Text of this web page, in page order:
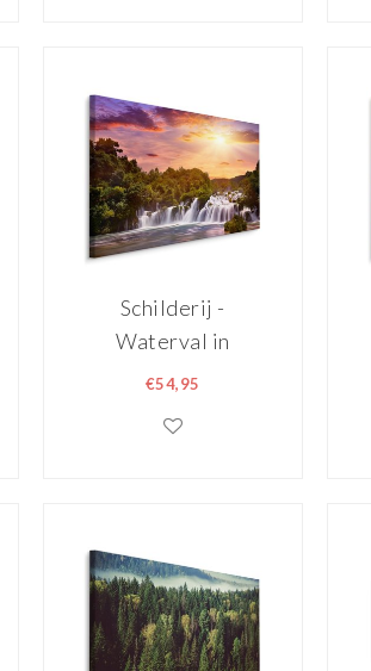
Schilderij -
Waterval in
Kroatië bij
premium print
€54,95